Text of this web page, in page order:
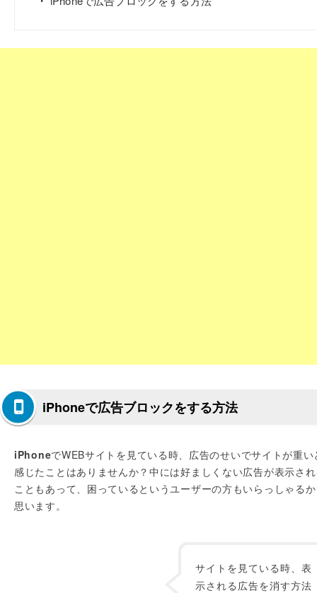
iPhoneで広告ブロックをする方法
iPhoneでWEBサイトを見ている時、広告のせいでサイトが重い
感じたことはありませんか？中には好ましくない広告が表示さ
こともあって、困っているというユーザーの方もいらっしゃる
思います。
サイトを見ている時、表
示される広告を消す方法